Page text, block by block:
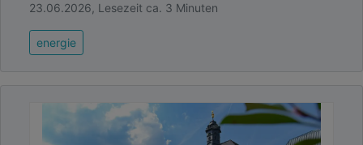
23.06.2026, Lesezeit ca. 3 Minuten
energie